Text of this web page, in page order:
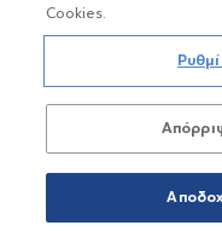
Προστασία
Cookies.